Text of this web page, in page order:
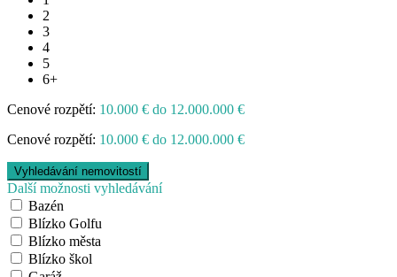
2
3
4
5
6+
Cenové rozpětí: 10.000 € do 12.000.000 €
Cenové rozpětí: 10.000 € do 12.000.000 €
Další možnosti vyhledávání
Bazén
Blízko Golfu
Blízko města
Blízko škol